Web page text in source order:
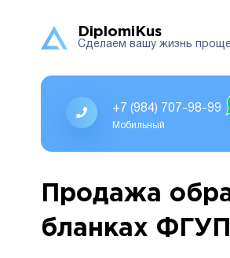
DiplomiKus
Сделаем вашу жизнь
+7 (984) 707-98-99
Мобильный
Продажа
бланках